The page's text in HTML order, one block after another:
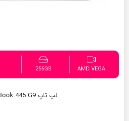
AMD VEGA
256GB
لپ تاپ HP ProBook 445 G9